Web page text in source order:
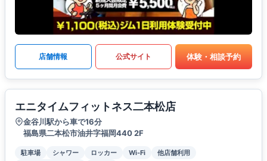
店舗情報 公式サイト 体験・相談予約
エニタイムフィットネス二本松店
金谷川駅から車で16分
福島県二本松市油井字福岡440 2F
駐車場 シャワー ロッカー Wi-Fi
他店舗利用